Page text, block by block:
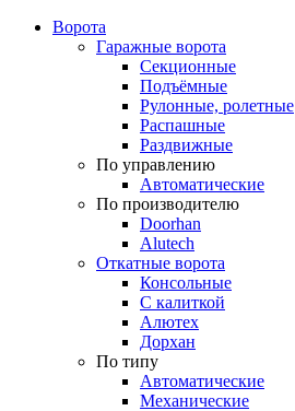
Ворота
Гаражные ворота
Секционные
Подъёмные
Рулонные, ролетные
Распашные
Раздвижные
По управлению
Автоматические
По производителю
Doorhan
Alutech
Откатные ворота
Консольные
С калиткой
Алютех
Дорхан
По типу
Автоматические
Механические